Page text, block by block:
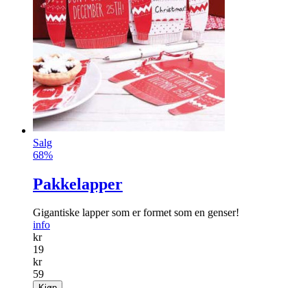
Salg
68%
Pakkelapper
Gigantiske lapper som er formet som en genser!
info
kr
19
kr
59